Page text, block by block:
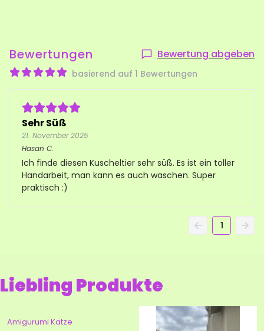
Bewertungen Bewertung abgeben
basierend auf 1 Bewertungen
Sehr Süß
21. November 2025
Hasan C.
Ich finde diesen Kuscheltier sehr süß. Es ist ein toller
Handarbeit, man kann es auch waschen. Süper
praktisch :)
1
Liebling Produkte
Amigurumi Katze